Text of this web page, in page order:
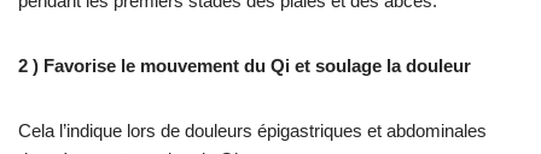
2 ) Favorise le mouvement du Qi et soulage la douleur
Cela l’indique lors de douleurs épigastriques et abdominales